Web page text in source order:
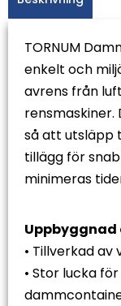
TORNUM
enkelt och
avrens från
så att utsläpp
tillägg för
minimeras
• Tillverkad
• Stor lucka